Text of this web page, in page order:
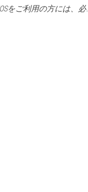
をご利用の方には、必